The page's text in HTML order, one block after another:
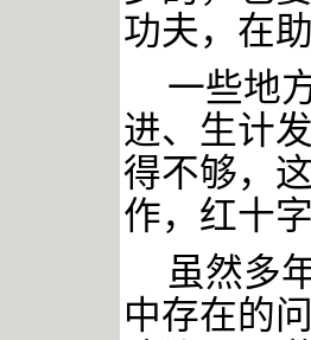
功夫，在
一些地
进、生计
得不够，
作，红十
虽然多
中存在的